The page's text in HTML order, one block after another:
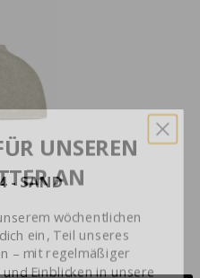
- SAND
UNSEREN
AN
ein, Teil unseres
– mit regelmäßiger
Einblicken in unsere